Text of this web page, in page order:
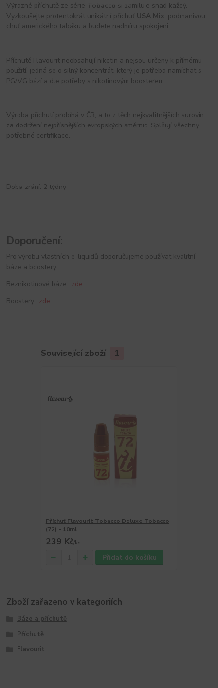
Výrazné příchutě ze série Tobacco si zamiluje snad každý.
Vyzkoušejte protentokrát unikátní příchuť USA Mix, podmanivou
chuť amerického tabáku a budete nadmíru spokojeni.
Příchutě Flavourit neobsahují nikotin a nejsou určeny k přímému
použití, jedná se o silný koncentrát, který je potřeba namíchat s
PG/VG bází a dle potřeby s nikotinovým boosterem.
Výroba příchutí probíhá v ČR, a to z těch nejkvalitnějších surovin
za dodržení nejpřísnějších evropských směrnic. Splňují všechny
potřebné certifikace.
Doba zrání: 2 týdny
Doporučení:
Pro výrobu vlastních e-liquidů doporučujeme používat kvalitní
báze a boostery.
Beznikotinové báze ..zde
Boostery ..zde
Související zboží 1
Příchuť Flavourit Tobacco Deluxe Tobacco
(72) - 10ml
239 Kč/ks
Přidat do košíku
Zboží zařazeno v kategoriích
Báze a příchutě
Příchutě
Flavourit